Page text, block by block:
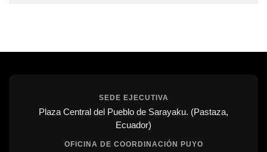
SEDE EJECUTIVA
Plaza Central del Pueblo de Sarayaku. (Pastaza,
Ecuador)
OFICINA DE COORDINACIÓN PUYO